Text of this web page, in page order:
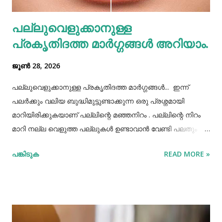
വെള്ളം പോലെയുള്ള സാധനങ്ങൾ ഒരു പാത്രത്തിൽ
കൊണ്ടുവച്ചാൽ അത് അപ്പാടെ കുടിക്കാതെ മറ്റുള്ളവർക്ക്
കൂട...
പല്ലുവെളുക്കാനുള്ള
പ്രകൃതിദത്ത മാര്‍ഗ്ഗങ്ങള്‍ അറിയാം.
ജൂൺ 28, 2026
പല്ലുവെളുക്കാനുള്ള പ്രകൃതിദത്ത മാര്‍ഗ്ഗങ്ങള്‍... ഇന്ന്
പലർക്കും വലിയ ബുദ്ധിമുട്ടുണ്ടാക്കുന്ന ഒരു പ്രശ്നമായി
മാറിയിരിക്കുകയാണ് പല്ലിന്റെ മഞ്ഞനിറം . പല്ലിന്റെ നിറം
മാറി നല്ല വെളുത്ത പല്ലുകൾ ഉണ്ടാവാൻ വേണ്ടി പലതും
പല്ലിന്‍റെ മഞ്ഞനിറം മാറ്റാന്‍ പല മാര്‍ഗ്ഗങ്ങളും
പരിചയപ്പെടാം. പഴങ്ങളും പച്ചക്കറികളും വിറ്റാമിന്‍ സി
പങ്കിടുക READ MORE »